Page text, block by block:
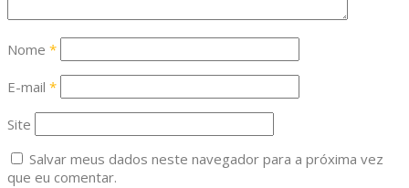
Nome *
E-mail *
Site
Salvar meus dados neste navegador para a próxima vez
que eu comentar.